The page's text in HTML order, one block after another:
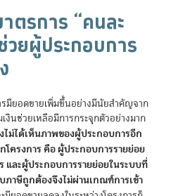
ตรการ “คนละ
วยผู้ประกอบการ
มียอดขายเพิ่มขึ้นอย่างมีนัยสำคัญจาก
เงินช่วยเหลือมีการกระจุกตัวอย่างมาก
ไม่ได้เห็นภาพของผู้ประกอบการอีก
โครงการ คือ ผู้ประกอบการรายย่อย
และผู้ประกอบการรายย่อยในระบบที่
าษีถูกต้องจึงไม่ผ่านเกณฑ์การเข้า